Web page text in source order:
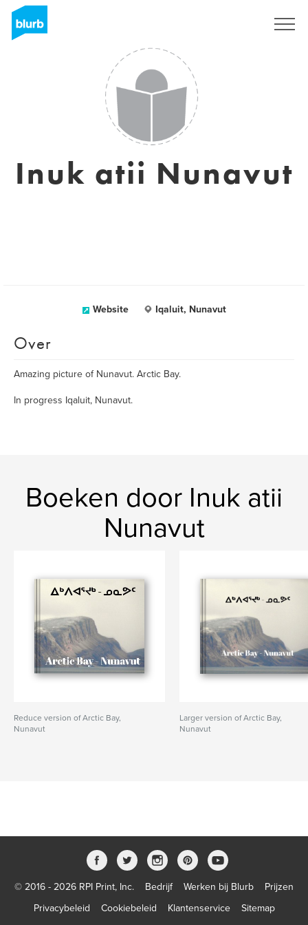
Inuk atii Nunavut
Website Iqaluit, Nunavut
Over
Amazing picture of Nunavut. Arctic Bay.
In progress Iqaluit, Nunavut.
Boeken door Inuk atii
Nunavut
Reduce version of Arctic Bay,
Nunavut
Larger version of Arctic Bay,
Nunavut
© 2016 - 2026 RPI Print, Inc. Bedrijf Werken bij Blurb
Prijzen
Privacybeleid
Cookiebeleid Klantenservice Sitemap